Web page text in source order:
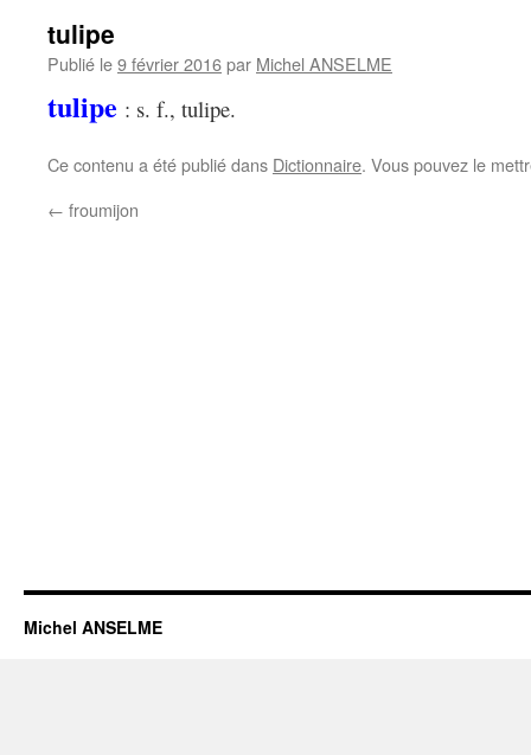
tulipe
Publié le9 février 2016par Michel ANSELME
tulipe : s. f., tulipe.
Ce contenu a été publié dans Dictionnaire. Vous pouvez le
← froumijon
Michel ANSELME